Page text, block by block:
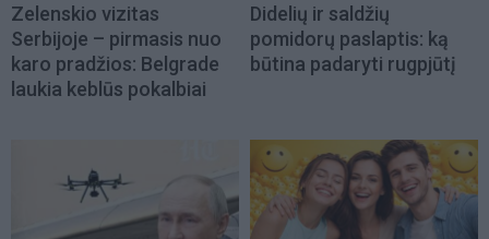
Zelenskio vizitas
Serbijoje – pirmasis nuo
karo pradžios: Belgrade
laukia keblūs pokalbiai
Didelių ir saldžių
pomidorų paslaptis: ką
būtina padaryti rugpjūtį